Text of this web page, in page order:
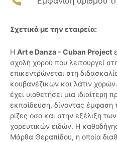
Σχετικά με την εταιρεία:
Η Art e Danza - Cuban Project
σχολή χορού που λειτουργεί
επικεντρώνεται στη
κουβανέζικων και λάτιν
έχει υιοθετήσει μια ιδιαίτερη
εκπαίδευση, δίνοντας έμφαση
ρίζες όσο και στην εξέλιξη
χορευτικών ειδών. Η
Μάρθα Θεραπίδου, η οποία